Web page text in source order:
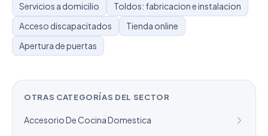
Servicios a domicilio
Toldos: fabricacion e instalacion
Acceso discapacitados
Tienda online
Apertura de puertas
OTRAS CATEGORÍAS DEL SECTOR
Accesorio De Cocina Domestica